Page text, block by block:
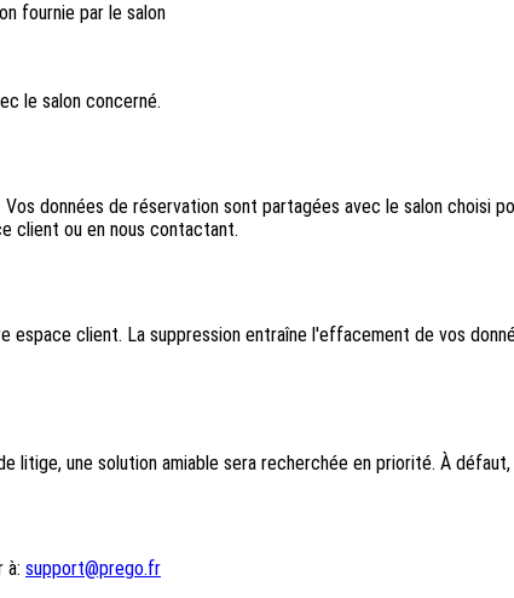
fournie par le salon
le salon concerné.
données de réservation sont partagées avec le salon
client ou en nous contactant.
client. La suppression entraîne l'effacement de vos
litige, une solution amiable sera recherchée en priorité. À
à: support@prego.fr